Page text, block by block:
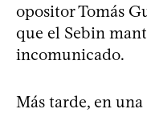
opositor Tomás
que el Sebin
incomunicado.
Más tarde, en